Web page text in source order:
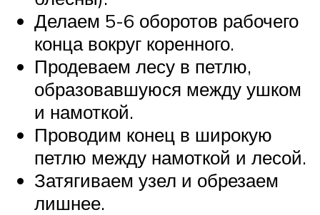
Делаем 5-6 оборотов рабочего
конца вокруг коренного.
Продеваем лесу в петлю,
образовавшуюся между ушком
и намоткой.
Проводим конец в широкую
петлю между намоткой и лесой.
Затягиваем узел и обрезаем
лишнее.